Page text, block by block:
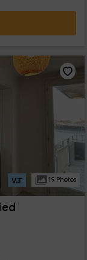
19 Photos